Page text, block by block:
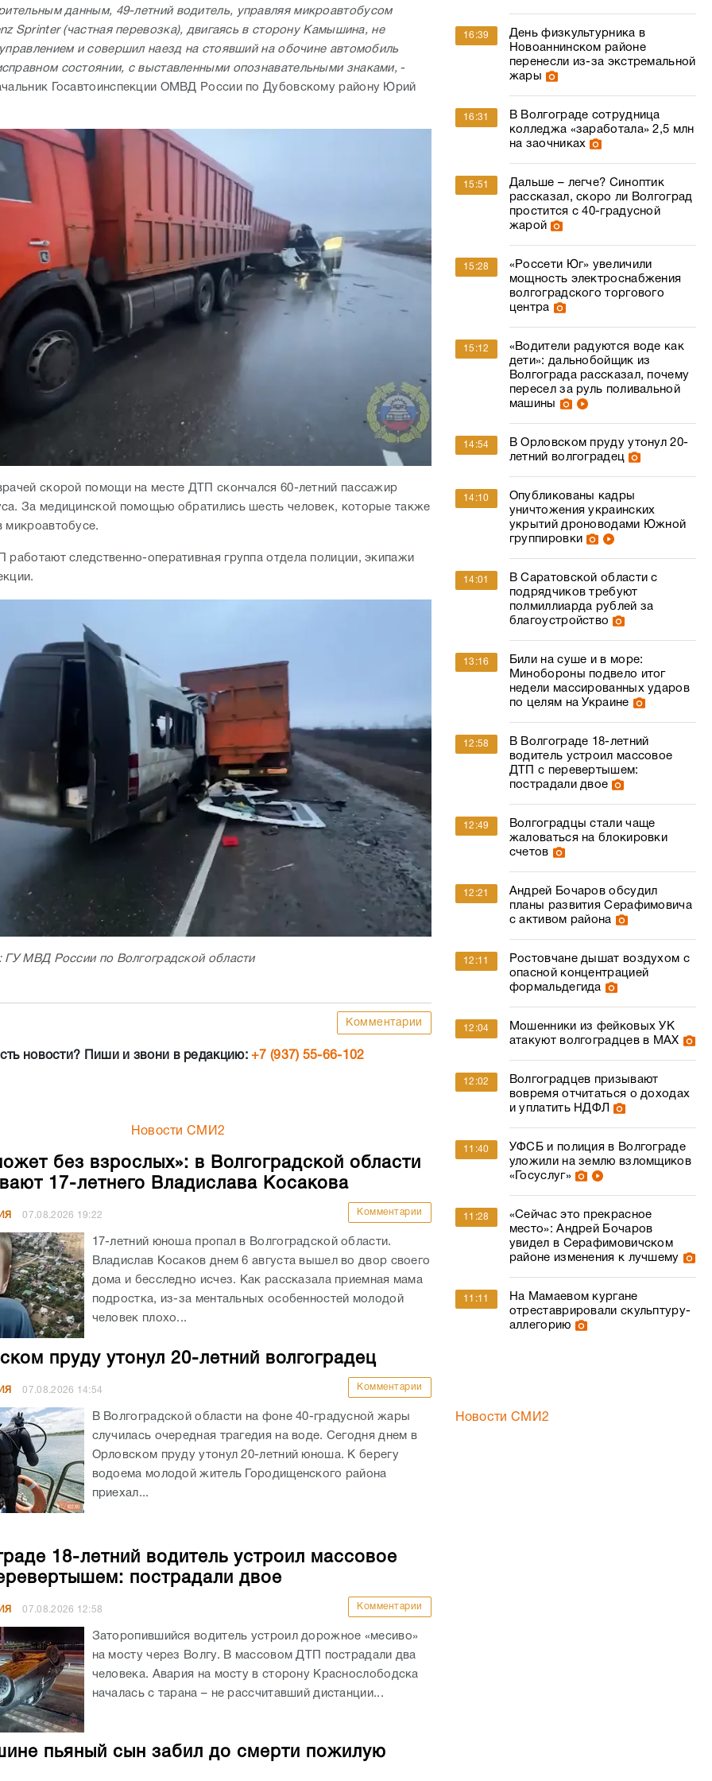
данным, 49-летний водитель, управляя микроавтобусом
Sprinter (частная перевозка), двигаясь в сторону Камышина, не
и совершил наезд на стоявший на обочине автомобиль
состоянии, с выставленными опознавательными знаками, -
Госавтоинспекции ОМВД России по Дубовскому району Юрий
скорой помощи на месте ДТП скончался 60-летний пассажир
За медицинской помощью обратились шесть человек, которые также
микроавтобусе.
работают следственно-оперативная группа отдела полиции, экипажи
МВД России по Волгоградской области
Комментарии
новости? Пиши и звони в редакцию:+7 (937) 55-66-102
Новости СМИ2
без взрослых»: в Волгоградской области
17-летнего Владислава Косакова
07.08.2026 19:22 Комментарии
17-летний юноша пропал в Волгоградской области.
Владислав Косаков днем 6 августа вышел во двор своего
дома и бесследно исчез. Как рассказала приемная мама
подростка, из-за ментальных особенностей молодой
человек плохо...
пруду утонул 20-летний волгоградец
07.08.2026 14:54 Комментарии
В Волгоградской области на фоне 40-градусной жары
случилась очередная трагедия на воде. Сегодня днем в
Орловском пруду утонул 20-летний юноша. К берегу
водоема молодой житель Городищенского района
приехал...
18-летний водитель устроил массовое
пострадали двое
07.08.2026 12:58 Комментарии
Заторопившийся водитель устроил дорожное «месиво»
на мосту через Волгу. В массовом ДТП пострадали два
человека. Авария на мосту в сторону Краснослободска
началась с тарана – не рассчитавший дистанции...
пьяный сын забил до смерти пожилую
16:39
День физкультурника в
Новоаннинском районе
перенесли из-за экстремальной
жары
16:31
В Волгограде сотрудница
колледжа «заработала» 2,5 млн
на заочниках
15:51
Дальше – легче? Синоптик
рассказал, скоро ли Волгоград
простится с 40-градусной
жарой
15:28
«Россети Юг» увеличили
мощность электроснабжения
волгоградского торгового
центра
15:12
«Водители радуются воде как
дети»: дальнобойщик из
Волгограда рассказал, почему
пересел за руль поливальной
машины
14:54
В Орловском пруду утонул 20-
летний волгоградец
14:10
Опубликованы кадры
уничтожения украинских
укрытий дроноводами Южной
группировки
14:01
В Саратовской области с
подрядчиков требуют
полмиллиарда рублей за
благоустройство
13:16
Били на суше и в море:
Минобороны подвело итог
недели массированных ударов
по целям на Украине
12:58
В Волгограде 18-летний
водитель устроил массовое
ДТП с перевертышем:
пострадали двое
12:49
Волгоградцы стали чаще
жаловаться на блокировки
счетов
12:21
Андрей Бочаров обсудил
планы развития Серафимовича
с активом района
12:11
Ростовчане дышат воздухом с
опасной концентрацией
формальдегида
12:04
Мошенники из фейковых УК
атакуют волгоградцев в МАХ
12:02
Волгоградцев призывают
вовремя отчитаться о доходах
и уплатить НДФЛ
11:40
УФСБ и полиция в Волгограде
уложили на землю взломщиков
«Госуслуг»
11:28
«Сейчас это прекрасное
место»: Андрей Бочаров
увидел в Серафимовичском
районе изменения к лучшему
11:11
На Мамаевом кургане
отреставрировали скульптуру-
аллегорию
Новости СМИ2